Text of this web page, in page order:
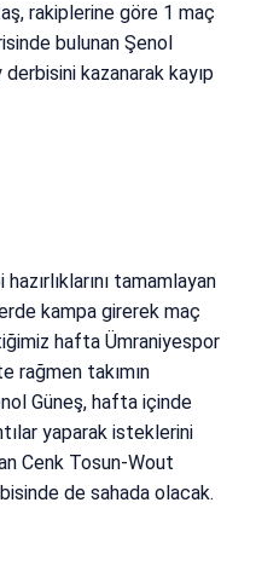
rakiplerine göre 1 maç
bulunan Şenol
kazanarak kayıp
tamamlayan
kampa girerek maç
hafta Ümraniyespor
rağmen takımın
Güneş, hafta içinde
yaparak isteklerini
Cenk Tosun-Wout
de sahada olacak.